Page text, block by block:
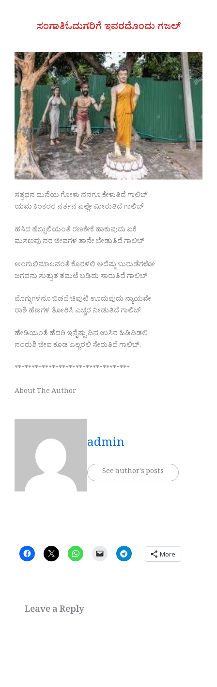
ಸಂಗಾತಿಓದುಗರಿಗೆ ಇವರದೊಂದು ಗಜಲ್
ಸತ್ತವನ ಮನೆಯ ಗೋಳು ನನಗೂ ಕೇಳುತಿದೆ ಗಾಲಿಬ್
ಯಮ ಕಿಂಕರರ ನರ್ತನ ಎಲ್ಲೇ ಮೀರುತಿದೆ ಗಾಲಿಬ್
ಹಸಿದ ಹೆಬ್ಬುಲಿಯಂತೆ ರಣಕೇಕೆ ಹಾಕುವುದು ಏಕೆ
ಮಸಣವು ನರ ಜೀವಗಳ ತಾನೇ ಬೇಡುತಿದೆ ಗಾಲಿಬ್
ಅಂಗುಲಿಮಾಲನಂತೆ ಕೊರಳಲಿ ಅದೆಷ್ಟು ಬುರುಡೆಗಳೋ
ಜಗವನು ಸುತ್ತುತ ತಮಟೆ ಬಡಿದು ಸಾರುತಿದೆ ಗಾಲಿಬ್
ಮೊಗ್ಗುಗಳನೂ ಬಿಡದೆ ಚಿವುಟಿ ಊದುವುದು ನ್ಯಾಯವೇ
ರಾಶಿ ಹೆಣಗಳ ತೋರಿಸಿ ಎಚ್ಚರ‌ ನೀಡುತಿದೆ ಗಾಲಿಬ್
ಹೇಡಿಯಂತೆ ಹೆದರಿ ಇನ್ನೆಷ್ಟು ದಿನ ಉಸಿರ ಹಿಡಿದಿಡಲಿ
ನಂರುಶಿ ಜೀವ ಕೂಡ ಎಲ್ಲರಲಿ ಸೇರುತಿದೆ ಗಾಲಿಬ್.
**********************************
About The Author
admin
See author's posts
More
Leave a Reply